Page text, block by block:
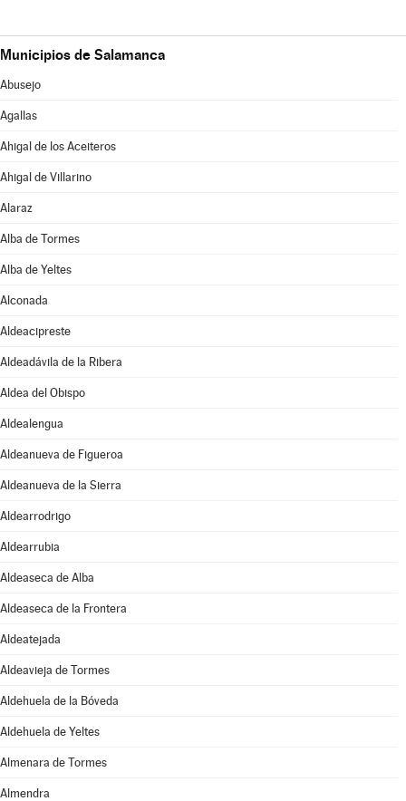
Municipios de Salamanca
Abusejo
Agallas
Ahigal de los Aceiteros
Ahigal de Villarino
Alaraz
Alba de Tormes
Alba de Yeltes
Alconada
Aldeacipreste
Aldeadávila de la Ribera
Aldea del Obispo
Aldealengua
Aldeanueva de Figueroa
Aldeanueva de la Sierra
Aldearrodrigo
Aldearrubia
Aldeaseca de Alba
Aldeaseca de la Frontera
Aldeatejada
Aldeavieja de Tormes
Aldehuela de la Bóveda
Aldehuela de Yeltes
Almenara de Tormes
Almendra